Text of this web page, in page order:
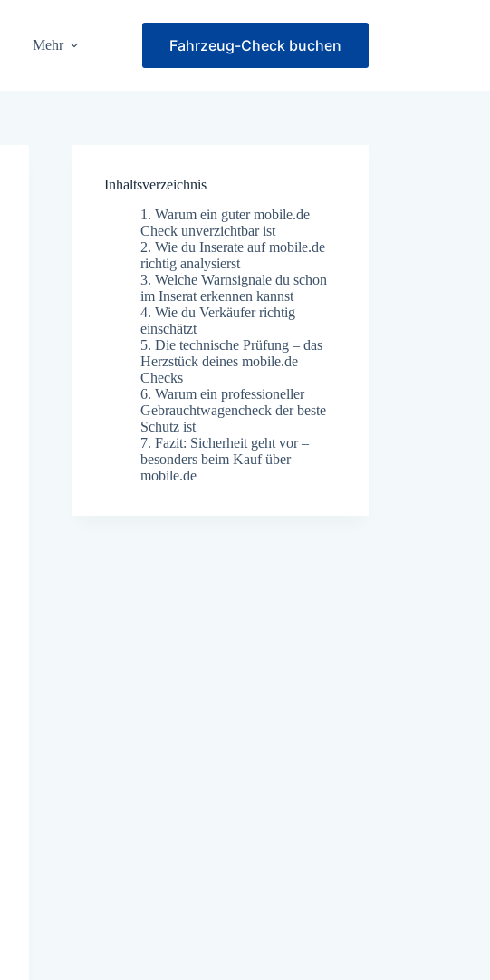
Mehr Fahrzeug-Check buchen
Inhaltsverzeichnis
1. Warum ein guter mobile.de
Check unverzichtbar ist
2. Wie du Inserate auf mobile.de
richtig analysierst
3. Welche Warnsignale du schon
im Inserat erkennen kannst
4. Wie du Verkäufer richtig
einschätzt
5. Die technische Prüfung – das
Herzstück deines mobile.de
Checks
6. Warum ein professioneller
Gebrauchtwagencheck der beste
Schutz ist
7. Fazit: Sicherheit geht vor –
besonders beim Kauf über
mobile.de